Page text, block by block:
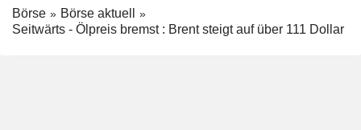
Börse
Börse aktuell
Seitwärts - Ölpreis bremst : Brent steigt auf über 111 Dollar